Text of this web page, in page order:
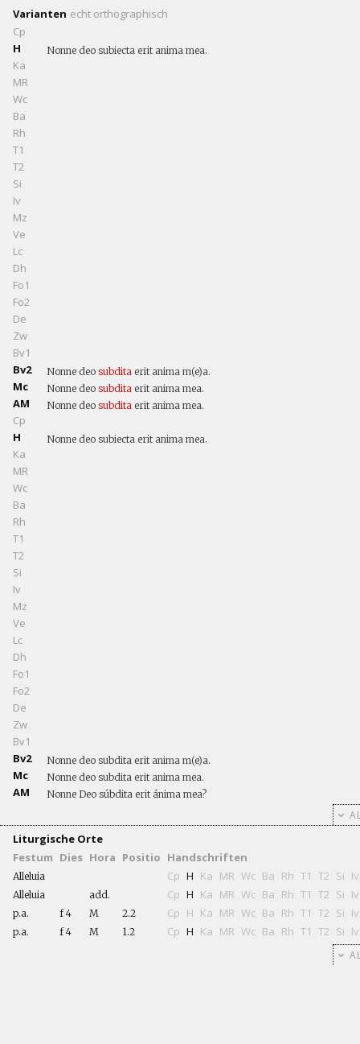
Varianten echt orthographisch
Cp
H
Nonne deo subiecta erit anima mea.
Ka
MR
Wc
Ba
Rh
T1
T2
Si
Iv
Mz
Ve
Lc
Dh
Fo1
Fo2
De
Zw
Bv1
Bv2
Nonne deo subdita erit anima m(e)a.
Mc Nonne deo subdita erit anima mea.
AM Nonne deo subdita erit anima mea.
Cp
H
Nonne deo subiecta erit anima mea.
Ka
MR
Wc
Ba
Rh
T1
T2
Si
Iv
Mz
Ve
Lc
Dh
Fo1
Fo2
De
Zw
Bv1
Bv2
Nonne deo subdita erit anima m(e)a.
Mc Nonne deo subdita erit anima mea.
AM Nonne Deo súbdita erit ánima mea?
Liturgische Orte
Festum Dies Hora Positio Handschriften
Alleluia Cp H Ka MR Wc Ba Rh T1 T2 Si Iv
Alleluia add. Cp H Ka MR Wc Ba Rh T1 T2 Si Iv
p.a. f 4 M 2.2 Cp H Ka MR Wc Ba Rh T1 T2 Si Iv
p.a. f 4 M 1.2 Cp H Ka MR Wc Ba Rh T1 T2 Si Iv